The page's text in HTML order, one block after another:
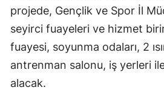
projede, Gençlik ve Spor İl
seyirci fuayeleri ve hizmet
fuayesi, soyunma odaları, 2
antrenman salonu, iş yerleri
alacak.